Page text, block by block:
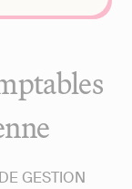
GESTION